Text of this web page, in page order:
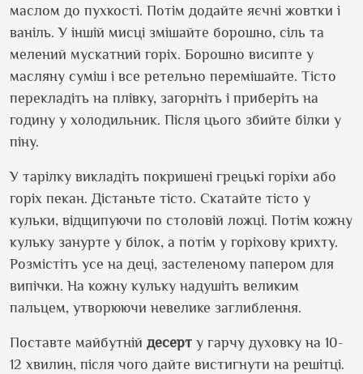
маслом до пухкості. Потім додайте яєчні жовтки і
ваніль. У іншій мисці змішайте борошно, сіль та
мелений мускатний горіх. Борошно висипте у
масляну суміш і все ретельно перемішайте. Тісто
перекладіть на плівку, загорніть і приберіть на
годину у холодильник. Після цього збийте білки у
піну.
У тарілку викладіть покришені грецькі горіхи або
горіх пекан. Дістаньте тісто. Скатайте тісто у
кульки, відщипуючи по столовій ложці. Потім кожну
кульку занурте у білок, а потім у горіхову крихту.
Розмістіть усе на деці, застеленому папером для
випічки. На кожну кульку надушіть великим
пальцем, утворюючи невелике заглиблення.
Поставте майбутній десерт у гарчу духовку на 10-
12 хвилин, після чого дайте вистигнути на решітці.